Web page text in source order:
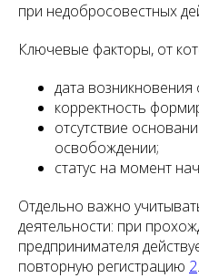
при недобросовестных
Ключевые факторы, от
дата возникновения
корректность
отсутствие
освобождении;
статус на момент
Отдельно важно
деятельности: при
предпринимателя
повторную регистрацию 2.